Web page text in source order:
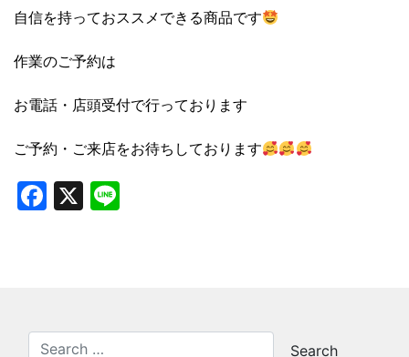
自信を持っておススメできる商品です
作業のご予約は
お電話・店頭受付で行っております
ご予約・ご来店をお待ちしております
Facebook
X